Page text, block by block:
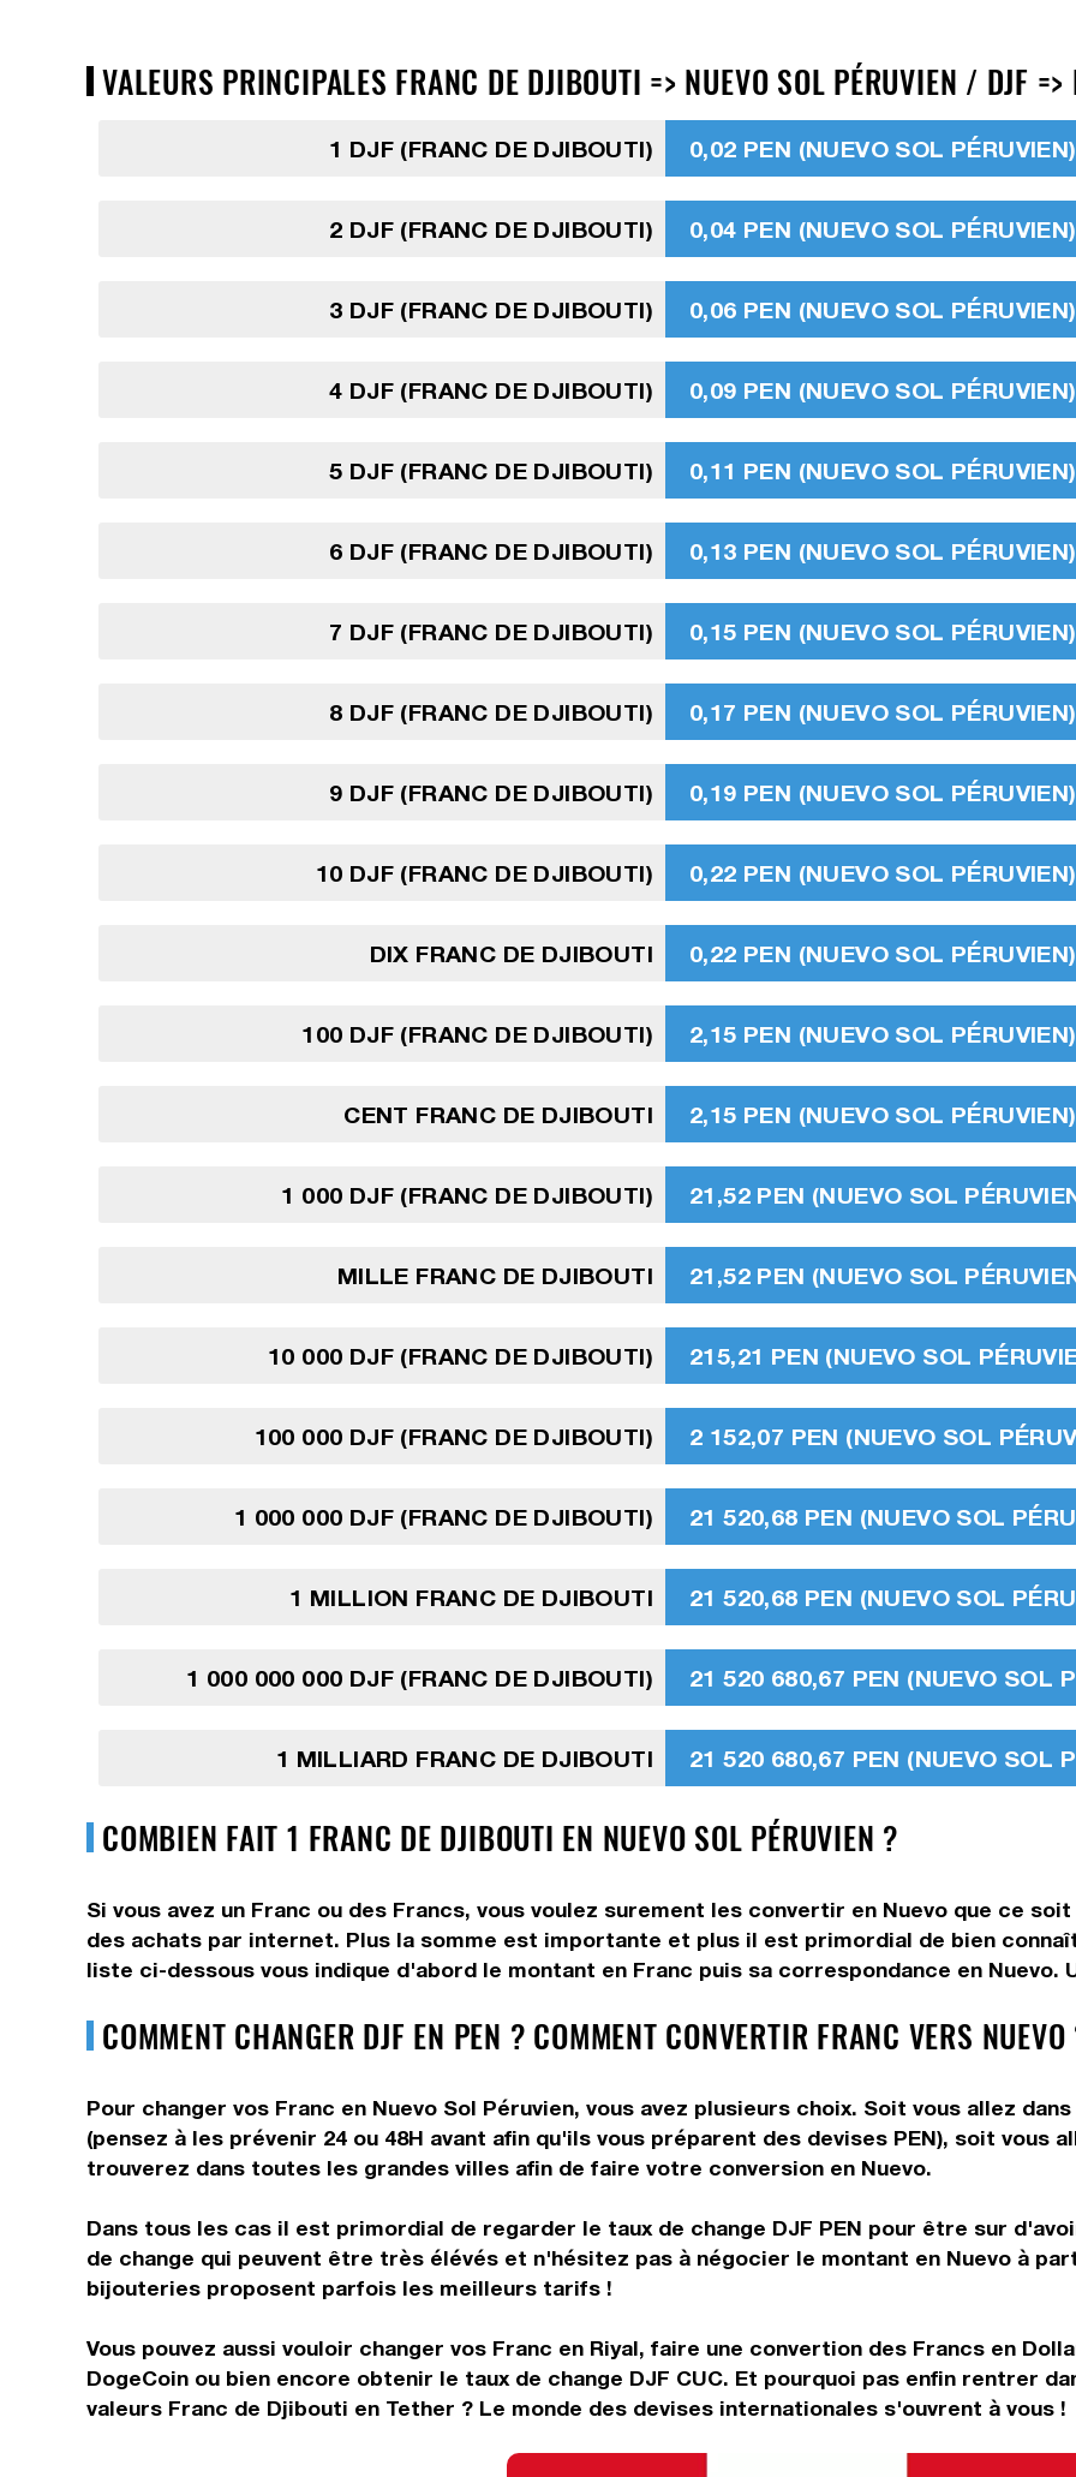
VALEURS PRINCIPALES FRANC DE DJIBOUTI => NUEVO SOL PÉRUVIEN / DJF =>
1 DJF (FRANC DE DJIBOUTI) 0,02 PEN (NUEVO SOL PÉRUVIEN)
2 DJF (FRANC DE DJIBOUTI) 0,04 PEN (NUEVO SOL PÉRUVIEN)
3 DJF (FRANC DE DJIBOUTI) 0,06 PEN (NUEVO SOL PÉRUVIEN)
4 DJF (FRANC DE DJIBOUTI) 0,09 PEN (NUEVO SOL PÉRUVIEN)
5 DJF (FRANC DE DJIBOUTI) 0,11 PEN (NUEVO SOL PÉRUVIEN)
6 DJF (FRANC DE DJIBOUTI) 0,13 PEN (NUEVO SOL PÉRUVIEN)
7 DJF (FRANC DE DJIBOUTI) 0,15 PEN (NUEVO SOL PÉRUVIEN)
8 DJF (FRANC DE DJIBOUTI) 0,17 PEN (NUEVO SOL PÉRUVIEN)
9 DJF (FRANC DE DJIBOUTI) 0,19 PEN (NUEVO SOL PÉRUVIEN)
10 DJF (FRANC DE DJIBOUTI) 0,22 PEN (NUEVO SOL PÉRUVIEN)
DIX FRANC DE DJIBOUTI 0,22 PEN (NUEVO SOL PÉRUVIEN)
100 DJF (FRANC DE DJIBOUTI) 2,15 PEN (NUEVO SOL PÉRUVIEN)
CENT FRANC DE DJIBOUTI 2,15 PEN (NUEVO SOL PÉRUVIEN)
1 000 DJF (FRANC DE DJIBOUTI) 21,52 PEN (NUEVO SOL
MILLE FRANC DE DJIBOUTI 21,52 PEN (NUEVO SOL
10 000 DJF (FRANC DE DJIBOUTI) 215,21 PEN (NUEVO SOL
100 000 DJF (FRANC DE DJIBOUTI) 2 152,07 PEN (NUEVO SOL
1 000 000 DJF (FRANC DE DJIBOUTI) 21 520,68 PEN (NUEVO SOL
1 MILLION FRANC DE DJIBOUTI 21 520,68 PEN (NUEVO SOL
1 000 000 000 DJF (FRANC DE DJIBOUTI) 21 520 680,67 PEN (NUEVO SOL
1 MILLIARD FRANC DE DJIBOUTI 21 520 680,67 PEN (NUEVO SOL
COMBIEN FAIT 1 FRANC DE DJIBOUTI EN NUEVO SOL PÉRUVIEN ?
Si vous avez un Franc ou des Francs, vous voulez surement les convertir en Nuevo que ce
des achats par internet. Plus la somme est importante et plus il est primordial de bien
liste ci-dessous vous indique d'abord le montant en Franc puis sa correspondance en Nuevo.
COMMENT CHANGER DJF EN PEN ? COMMENT CONVERTIR FRANC VERS
Pour changer vos Franc en Nuevo Sol Péruvien, vous avez plusieurs choix. Soit vous allez
(pensez à les prévenir 24 ou 48H avant afin qu'ils vous préparent des devises PEN), soit vous
trouverez dans toutes les grandes villes afin de faire votre conversion en Nuevo.
Dans tous les cas il est primordial de regarder le taux de change DJF PEN pour être sur
de change qui peuvent être très élévés et n'hésitez pas à négocier le montant en Nuevo à
bijouteries proposent parfois les meilleurs tarifs !
Vous pouvez aussi vouloir changer vos Franc en Riyal, faire une convertion des Francs en
DogeCoin ou bien encore obtenir le taux de change DJF CUC. Et pourquoi pas enfin rentrer
valeurs Franc de Djibouti en Tether ? Le monde des devises internationales s'ouvrent à vous !